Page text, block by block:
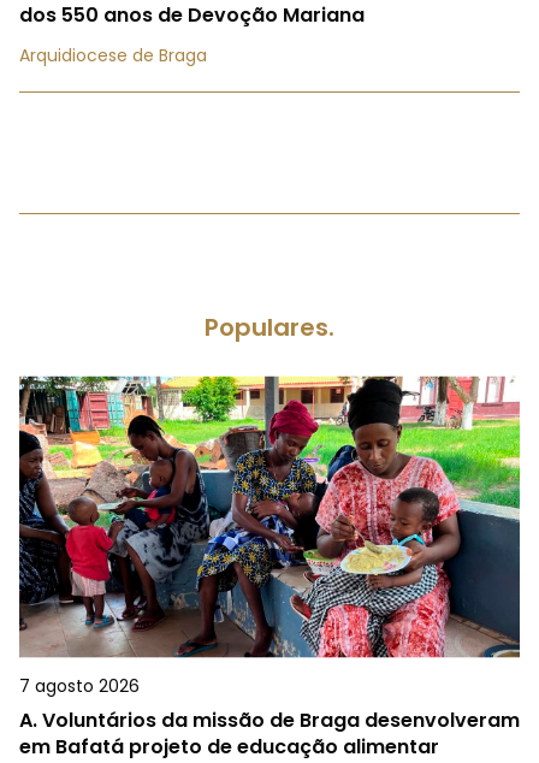
dos 550 anos de Devoção Mariana
Arquidiocese de Braga
Populares.
7 agosto 2026
A.Voluntários da missão de Braga desenvolveram
em Bafatá projeto de educação alimentar